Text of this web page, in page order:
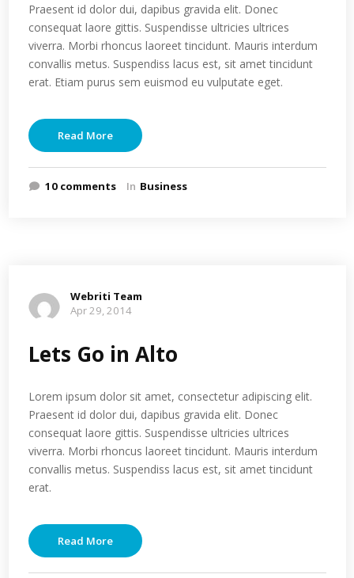
Praesent id dolor dui, dapibus gravida elit. Donec
consequat laore gittis. Suspendisse ultricies ultrices
viverra. Morbi rhoncus laoreet tincidunt. Mauris interdum
convallis metus. Suspendiss lacus est, sit amet tincidunt
erat. Etiam purus sem euismod eu vulputate eget.
Read More
10 comments In Business
Webriti Team
Apr 29, 2014
Lets Go in Alto
Lorem ipsum dolor sit amet, consectetur adipiscing elit.
Praesent id dolor dui, dapibus gravida elit. Donec
consequat laore gittis. Suspendisse ultricies ultrices
viverra. Morbi rhoncus laoreet tincidunt. Mauris interdum
convallis metus. Suspendiss lacus est, sit amet tincidunt
erat.
Read More